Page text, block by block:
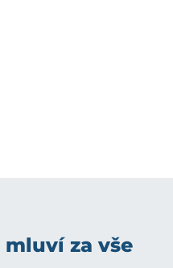
mluví za vše